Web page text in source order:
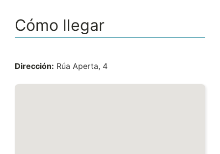
Cómo llegar
Dirección: Rúa Aperta, 4